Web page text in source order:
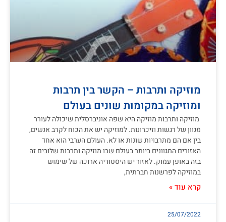
מוזיקה ותרבות – הקשר בין תרבות
ומוזיקה במקומות שונים בעולם
מוזיקה ותרבות מוזיקה היא שפה אוניברסלית שיכולה לעורר
מגוון של רגשות וזיכרונות. למוזיקה יש את הכוח לקרב אנשים,
בין אם הם מתרבויות שונות או לא. העולם הערבי הוא אחד
האזורים המגוונים ביותר בעולם שבו מוזיקה ותרבות שלובים זה
בזה באופן עמוק. לאזור יש היסטוריה ארוכה של שימוש
במוזיקה לפרשנות חברתית,
קרא עוד »
25/07/2022